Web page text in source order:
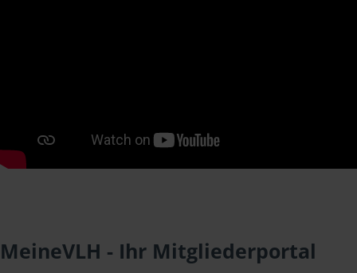
MeineVLH - Ihr Mitgliederportal